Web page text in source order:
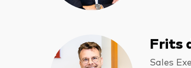
Frits
Sales